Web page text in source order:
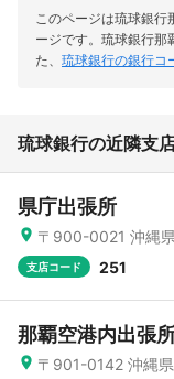
このページは琉球銀行
ージです。 琉球銀行那
た、 琉球銀行の銀行コ
琉球銀行の近隣支
県庁出張所
〒900-0021 沖縄
支店コード 251
那覇空港内出張
〒901-0142 沖縄